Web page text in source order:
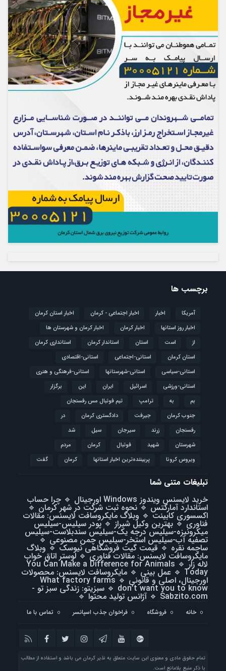
برچسب ها
آمریکا اخبار اخبار اجتماعی - کرمان
اخبار استان کرمان
اخبار روز استانها
اخبار کرمان
اخبار کرمان و شهرستان ها
از
است استان استاندار کرمان
استانداری کرمان
استان کرمان
استانی-اجتماعی
استانی-اقتصادی
استانی-سیاسی
استانی-شهرستانها
استانی-فرهنگی و هنری
استانی-ورزشی
اسرائیل ایران این
برگزار
بم
به ترامپ
تیم فوتبال مس رفسنجان
جنوب کرمان
جیرفت دادگستری کرمان
در
رفسنجان
زرند سیرجان سیل
شد
شهرستان
شهید فوتبال كرمان
مردم
ویروس کرونا
پربیننده‌ترین اخبار استانها کرمان گفت
تبلیغات متنی شما
خرید لایسنس ویندوز Windows اورجینال
🔹 چرا حساب
استاندارد آمارکتس 🔹نحوه ثبت شرکت در شهر کرمان 🔹
اکسسوری کابینت 🔹 وبلاگ مایکروسافت لایسنس: مقالات
فناوری🔹 بهترین وکیل شیراز 🔹پودر سیلیس-سیلیس
میکرونیزه-سیلیس درجه یک-سیلیس سندبلاست-سیلیس
تصفیه آب-سیلیس استخر-سیلیس چمن مصنوعی 🔹
ساچمه نقره 🔹قیمت گیت فروشگاهی نیوسک 🔹 وبلاگ
مایکروسافت لایسنس: مقالات فناوری🔹لوستر اتاق خواب
لاله زار 🔹
You Can Make a Difference for Animals
Today
🔹 عمل بینی 🔹 مایکروسافت لایسنس: محصولات
اورجینال، اصلی و قانونی 🔹
What factory farms
don’t want you to know
🔹 سبزیتو: زندگی سبز تو -
Sabzito.com
🔹 آژانس تولید محتوا🔹
خانه فروشگاه فراخوان جذب اسپانسر تماس با ما
تمام حقوق مادی و معنوی این سایت متعلق به نذیر کرمان می باشد و استفاده از مطالب
با ذکر منبع بلامانع است.